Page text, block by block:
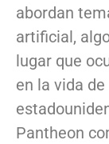
abordan
artificial,
lugar que
en la vida
Pantheon